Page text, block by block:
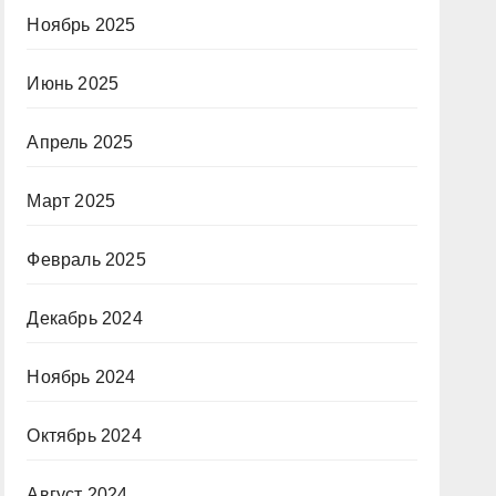
Ноябрь 2025
Июнь 2025
Апрель 2025
Март 2025
Февраль 2025
Декабрь 2024
Ноябрь 2024
Октябрь 2024